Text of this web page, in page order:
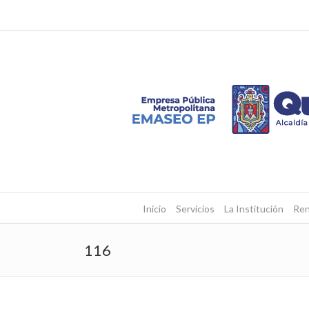
Inicio Servicios La Institución
116